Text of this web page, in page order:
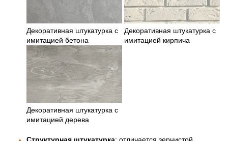
Декоративная штукатурка с
имитацией бетона
Декоративная штукатурка с
имитацией кирпича
Декоративная штукатурка с
имитацией дерева
Структурная штукатурка: отличается зернистой